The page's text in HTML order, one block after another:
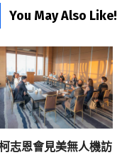
You May Also Like!
志恩會見美無人機訪